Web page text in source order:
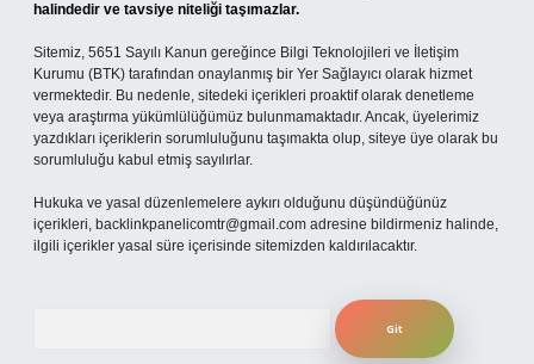
halindedir ve tavsiye niteliği taşımazlar.
Sitemiz, 5651 Sayılı Kanun gereğince Bilgi Teknolojileri ve İletişim
Kurumu (BTK) tarafından onaylanmış bir Yer Sağlayıcı olarak hizmet
vermektedir. Bu nedenle, sitedeki içerikleri proaktif olarak denetleme
veya araştırma yükümlülüğümüz bulunmamaktadır. Ancak, üyelerimiz
yazdıkları içeriklerin sorumluluğunu taşımakta olup, siteye üye olarak bu
sorumluluğu kabul etmiş sayılırlar.
Hukuka ve yasal düzenlemelere aykırı olduğunu düşündüğünüz
içerikleri, backlinkpanelicomtr@gmail.com adresine bildirmeniz halinde,
ilgili içerikler yasal süre içerisinde sitemizden kaldırılacaktır.